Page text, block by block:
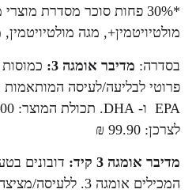
*30% פחות סוכר מסדרת
מולטיויטמין+, מגה
בסדרה: מדיבר אומגה 3:
פרוטי לבליעה/לעיסה המותאמות
לצרכן: 99.90 ₪
מדיבר אומגה 3 קיד:
דובונים
המכילים אומגה 3.